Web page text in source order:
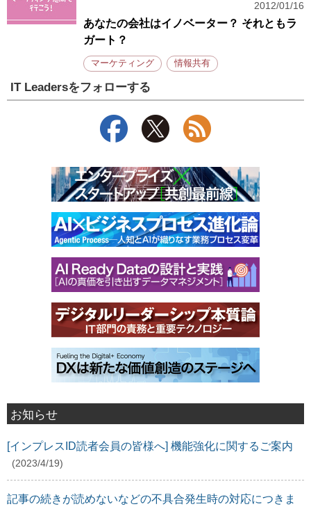
2012/01/16
あなたの会社はイノベーター？ それともラ
ガート？
マーケティング 情報共有
IT Leadersをフォローする
お知らせ
[インプレスID読者会員の皆様へ] 機能強化に関するご案内
(2023/4/19)
記事の続きが読めないなどの不具合発生時の対応につきま